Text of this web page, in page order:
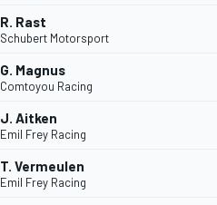
R. Rast
Schubert Motorsport
G. Magnus
Comtoyou Racing
J. Aitken
Emil Frey Racing
T. Vermeulen
Emil Frey Racing